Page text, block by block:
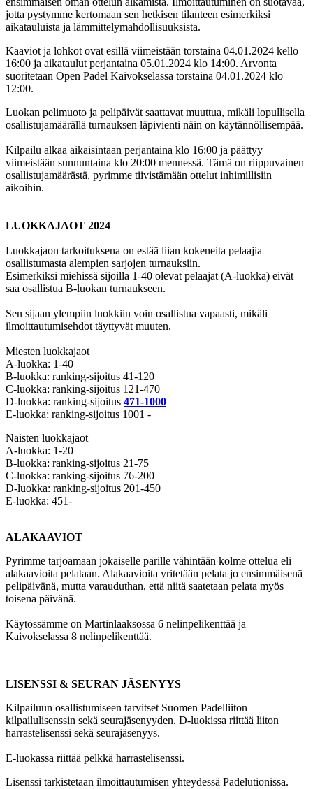
jotta pystymme kertomaan sen hetkisen tilanteen esimerkiksi
aikatauluista ja lämmittelymahdollisuuksista.
Kaaviot ja lohkot ovat esillä viimeistään torstaina 04.01.2024 kello
16:00 ja aikataulut perjantaina 05.01.2024 klo 14:00. Arvonta
suoritetaan Open Padel Kaivokselassa torstaina 04.01.2024 klo
12:00.
Luokan pelimuoto ja pelipäivät saattavat muuttua, mikäli lopullisella
osallistujamäärällä turnauksen läpivienti näin on käytännöllisempää.
Kilpailu alkaa aikaisintaan perjantaina klo 16:00 ja päättyy
viimeistään sunnuntaina klo 20:00 mennessä. Tämä on riippuvainen
osallistujamäärästä, pyrimme tiivistämään ottelut inhimillisiin
aikoihin.
LUOKKAJAOT 2024
Luokkajaon tarkoituksena on estää liian kokeneita pelaajia
osallistumasta alempien sarjojen turnauksiin.
Esimerkiksi miehissä sijoilla 1-40 olevat pelaajat (A-luokka) eivät
saa osallistua B-luokan turnaukseen.
Sen sijaan ylempiin luokkiin voin osallistua vapaasti, mikäli
ilmoittautumisehdot täyttyvät muuten.
Miesten luokkajaot
A-luokka: 1-40
B-luokka: ranking-sijoitus 41-120
C-luokka: ranking-sijoitus 121-470
D-luokka: ranking-sijoitus 471-1000
E-luokka: ranking-sijoitus 1001 -
Naisten luokkajaot
A-luokka: 1-20
B-luokka: ranking-sijoitus 21-75
C-luokka: ranking-sijoitus 76-200
D-luokka: ranking-sijoitus 201-450
E-luokka: 451-
ALAKAAVIOT
Pyrimme tarjoamaan jokaiselle parille vähintään kolme ottelua eli
alakaavioita pelataan. Alakaavioita yritetään pelata jo ensimmäisenä
pelipäivänä, mutta varauduthan, että niitä saatetaan pelata myös
toisena päivänä.
Käytössämme on Martinlaaksossa 6 nelinpelikenttää ja
Kaivokselassa 8 nelinpelikenttää.
LISENSSI & SEURAN JÄSENYYS
Kilpailuun osallistumiseen tarvitset Suomen Padelliiton
kilpailulisenssin sekä seurajäsenyyden. D-luokissa riittää liiton
harrastelisenssi sekä seurajäsenyys.
E-luokassa riittää pelkkä harrastelisenssi.
Lisenssi tarkistetaan ilmoittautumisen yhteydessä Padelutionissa.